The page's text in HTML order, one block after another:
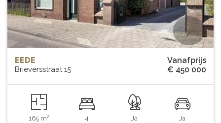
Vanafprijs
€ 450 000
EEDE
Brieversstraat 15
165 m² 4 Ja Ja